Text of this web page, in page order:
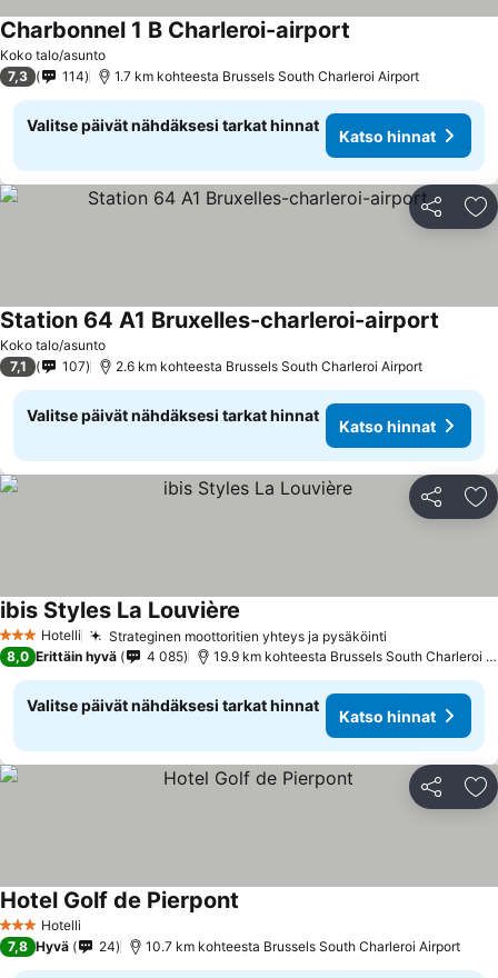
Koko talo/asunto
Charbonnel 1 B Charleroi-airport
7,3 114 1.7 km kohteesta Brussels South Charleroi Airport
Valitse päivät nähdäksesi tarkat hinnat
Katso hinnat
Jaa
Koko talo/asunto
Station 64 A1 Bruxelles-charleroi-airport
7,1 107 2.6 km kohteesta Brussels South Charleroi Airport
Valitse päivät nähdäksesi tarkat hinnat
Katso hinnat
Jaa
3 Tähtiluokitus
Hotelli Strateginen moottoritien yhteys ja pysäköinti
ibis Styles La Louvière
8,0 Erittäin hyvä 4 085 19.9 km kohteesta Brussels South Charleroi Airport
Valitse päivät nähdäksesi tarkat hinnat
Katso hinnat
Jaa
3 Tähtiluokitus
Hotelli
Hotel Golf de Pierpont
7,8 Hyvä 24 10.7 km kohteesta Brussels South Charleroi Airport